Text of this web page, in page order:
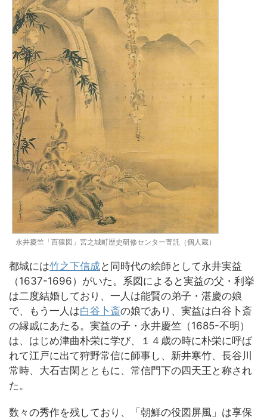
永井慶竺「百猿図」宮之城町歴史研修センター寄託（個人蔵）
都城には竹之下信成と同時代の絵師として永井実益
（1637-1696）がいた。系図によると実益の父・利挙
は二度結婚しており、一人は能賢の弟子・湛慶の娘
で、もう一人は白谷卜斎の娘であり、実益は白谷卜斎
の縁戚にあたる。実益の子・永井慶竺（1685-不明）
は、はじめ津曲朴栄に学び、１４歳の時に朴栄に呼ば
れて江戸に出て狩野常信に師事し、新井寒竹、長谷川
常時、大石古閑とともに、常信門下の四天王と称され
た。
数々の秀作を残しており、「朝鮮の役図屏風」は享保